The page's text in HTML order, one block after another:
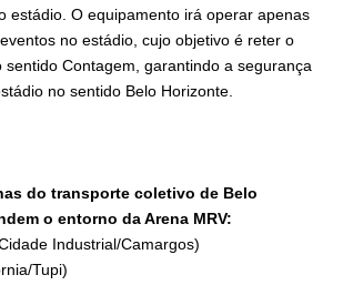
estádio. O equipamento irá operar apenas
no estádio, cujo objetivo é reter o
sentido Contagem, garantindo a segurança
no sentido Belo Horizonte.
do transporte coletivo de Belo
o entorno da Arena MRV:
Industrial/Camargos)
Tupi)